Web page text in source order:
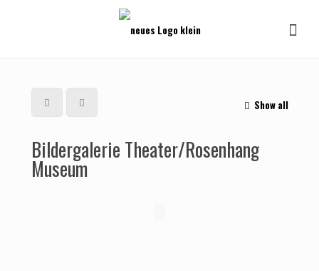
Show all
Bildergalerie Theater/Rosenhang
Museum